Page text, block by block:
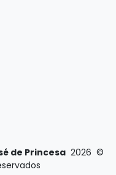
de Princesa 2026 ©